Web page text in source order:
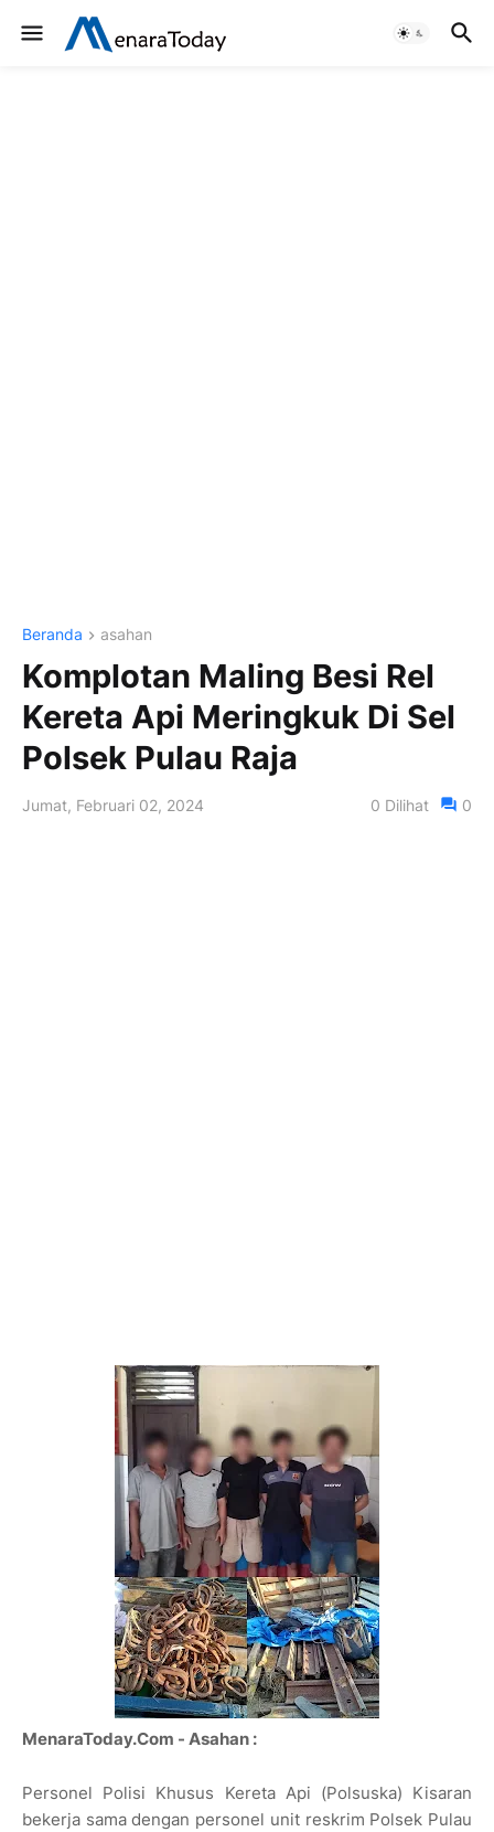
Beranda asahan
Komplotan Maling Besi Rel
Kereta Api Meringkuk Di Sel
Polsek Pulau Raja
Jumat, Februari 02, 2024 0 Dilihat 0
MenaraToday.Com - Asahan :
Personel Polisi Khusus Kereta Api (Polsuska) Kisaran
bekerja sama dengan personel unit reskrim Polsek Pulau